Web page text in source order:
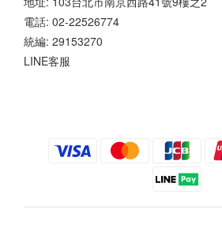
電話: 02-22526774
統編: 29153270
LINE客服